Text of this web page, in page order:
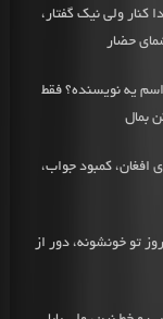
کنار ولی‌ نیک گفتار،
حضار
اسم یه نویسنده؟ فقط
بمال
افغان، کمبود جواب،
تو خونشونه، دور از